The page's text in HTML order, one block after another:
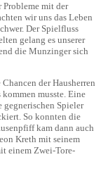
Probleme mit der
wir uns das Leben
Der Spielfluss
gelang es unserer
die Munzinger sich
der Hausherren
musste. Eine
gegnerischen Spieler
So konnten die
kam dann auch
Kreth mit seinem
einem Zwei-Tore-